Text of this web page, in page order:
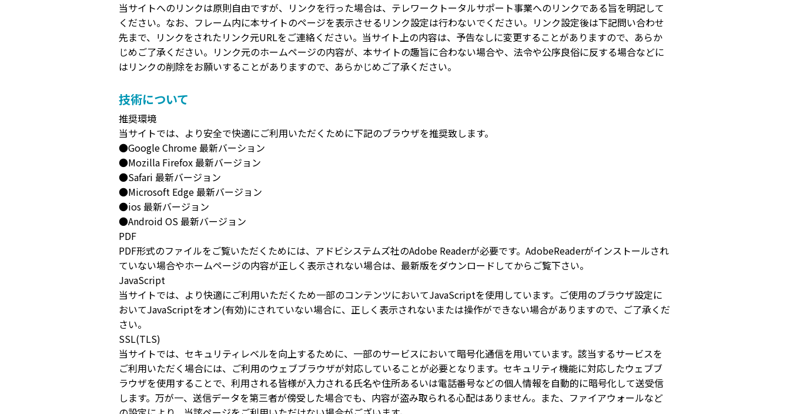
当サイトへのリンクは原則自由ですが、リンクを行った場合は、テレワークトータルサポート事業へのリンクである旨を明記して
ください。なお、フレーム内に本サイトのページを表示させるリンク設定は行わないでください。リンク設定後は下記問い合わせ
先まで、リンクをされたリンク元URLをご連絡ください。当サイト上の内容は、予告なしに変更することがありますので、あらか
じめご了承ください。リンク元のホームページの内容が、本サイトの趣旨に合わない場合や、法令や公序良俗に反する場合などに
はリンクの削除をお願いすることがありますので、あらかじめご了承ください。
技術について
推奨環境
当サイトでは、より安全で快適にご利用いただくために下記のブラウザを推奨致します。
●Google Chrome 最新バーション
●Mozilla Firefox 最新バージョン
●Safari 最新バージョン
●Microsoft Edge 最新バージョン
●ios 最新バージョン
●Android OS 最新バージョン
PDF
PDF形式のファイルをご覧いただくためには、アドビシステムズ社のAdobe Readerが必要です。AdobeReaderがインストールされ
ていない場合やホームページの内容が正しく表示されない場合は、最新版をダウンロードしてからご覧下さい。
JavaScript
当サイトでは、より快適にご利用いただくため一部のコンテンツにおいてJavaScriptを使用しています。ご使用のブラウザ設定に
おいてJavaScriptをオン(有効)にされていない場合に、正しく表示されないまたは操作ができない場合がありますので、ご了承くだ
さい。
SSL(TLS)
当サイトでは、セキュリティレベルを向上するために、一部のサービスにおいて暗号化通信を用いています。該当するサービスを
ご利用いただく場合には、ご利用のウェブブラウザが対応していることが必要となります。セキュリティ機能に対応したウェブブ
ラウザを使用することで、利用される皆様が入力される氏名や住所あるいは電話番号などの個人情報を自動的に暗号化して送受信
します。万が一、送信データを第三者が傍受した場合でも、内容が盗み取られる心配はありません。また、ファイアウォールなど